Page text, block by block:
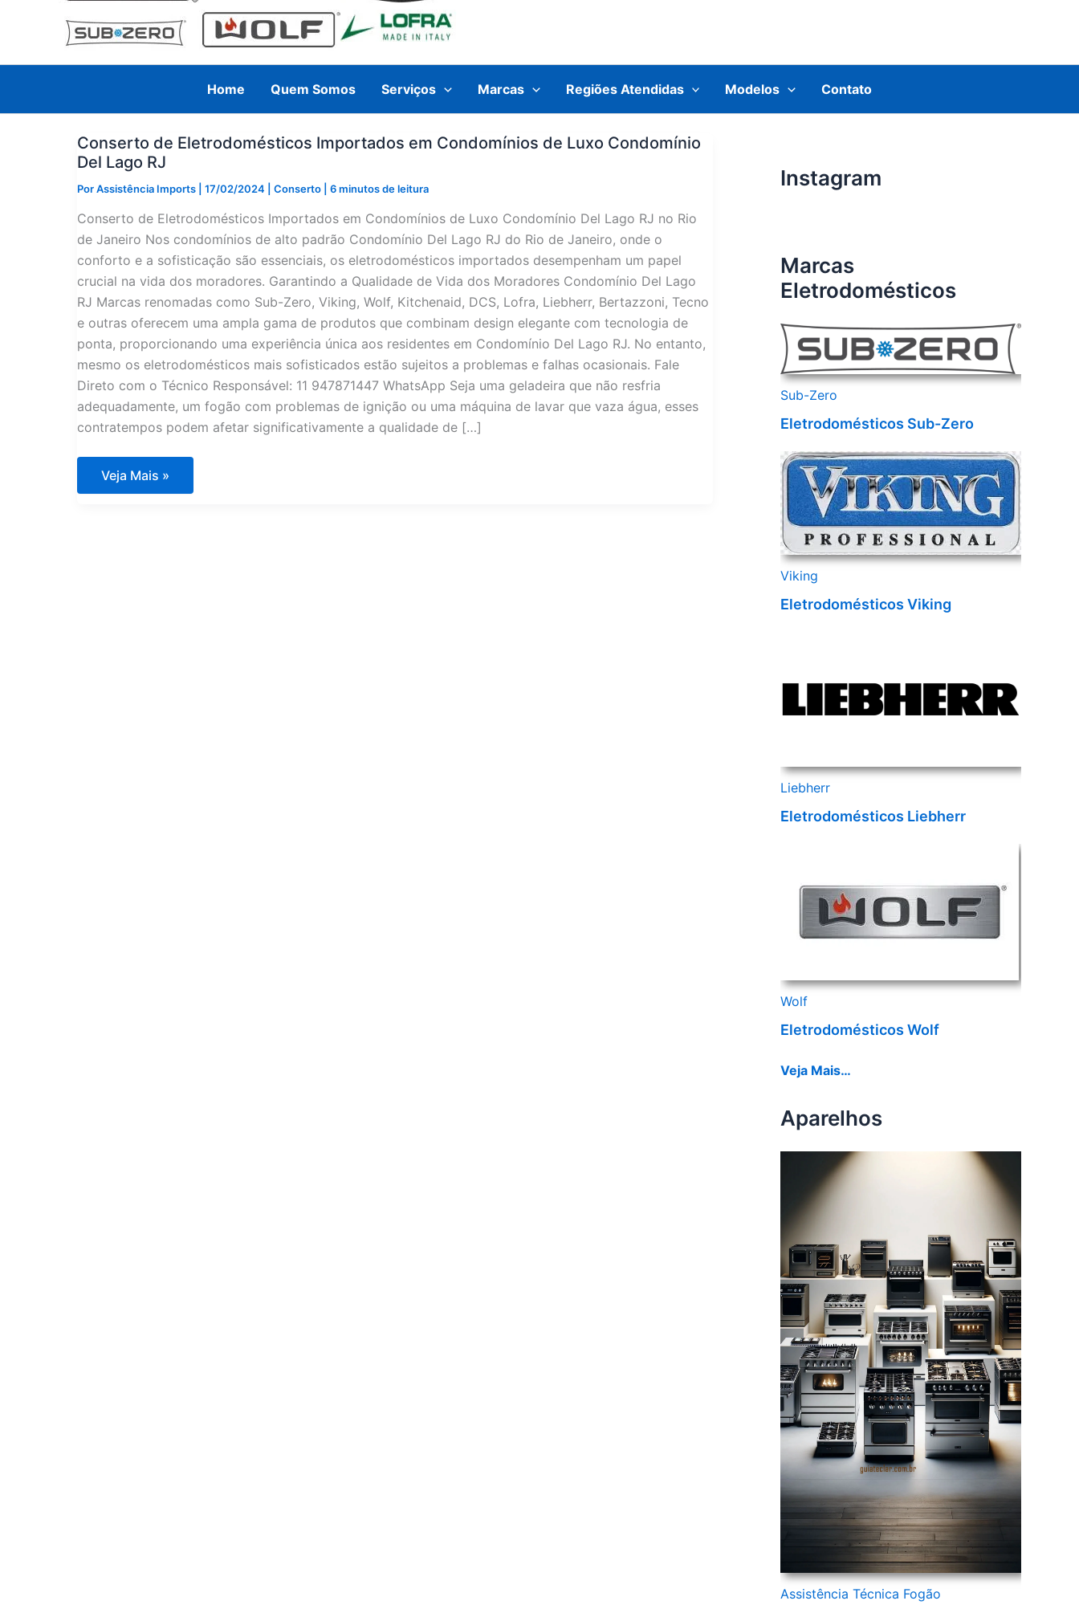
Home Quem Somos Serviços Marcas Regiões Atendidas Modelos Contato
Conserto de Eletrodomésticos Importados em Condomínios de Luxo Condomínio
Del Lago RJ
PorAssistência Imports 17/02/2024 Conserto 6 minutos de leitura
Conserto de Eletrodomésticos Importados em Condomínios de Luxo Condomínio Del Lago RJ no Rio
de Janeiro Nos condomínios de alto padrão Condomínio Del Lago RJ do Rio de Janeiro, onde o
conforto e a sofisticação são essenciais, os eletrodomésticos importados desempenham um papel
crucial na vida dos moradores. Garantindo a Qualidade de Vida dos Moradores Condomínio Del Lago
RJ Marcas renomadas como Sub-Zero, Viking, Wolf, Kitchenaid, DCS, Lofra, Liebherr, Bertazzoni, Tecno
e outras oferecem uma ampla gama de produtos que combinam design elegante com tecnologia de
ponta, proporcionando uma experiência única aos residentes em Condomínio Del Lago RJ. No entanto,
mesmo os eletrodomésticos mais sofisticados estão sujeitos a problemas e falhas ocasionais. Fale
Direto com o Técnico Responsável: 11 947871447 WhatsApp Seja uma geladeira que não resfria
adequadamente, um fogão com problemas de ignição ou uma máquina de lavar que vaza água, esses
contratempos podem afetar significativamente a qualidade de […]
Conserto
Veja Mais »
Instagram
Marcas
Eletrodomésticos
Sub-Zero
Eletrodomésticos Sub-Zero
Viking
Eletrodomésticos Viking
Liebherr
Eletrodomésticos Liebherr
Wolf
Eletrodomésticos Wolf
Veja Mais…
Aparelhos
Assistência Técnica Fogão